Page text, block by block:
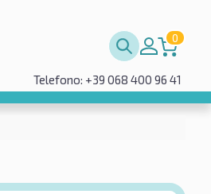
0
Telefono: +39 068 400 96 41